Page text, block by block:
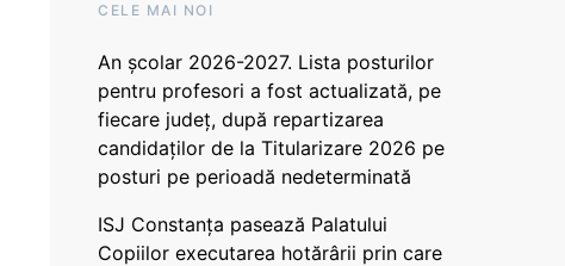
CELE MAI NOI
An școlar 2026-2027. Lista posturilor
pentru profesori a fost actualizată, pe
fiecare județ, după repartizarea
candidaților de la Titularizare 2026 pe
posturi pe perioadă nedeterminată
ISJ Constanța pasează Palatului
Copiilor executarea hotărârii prin care